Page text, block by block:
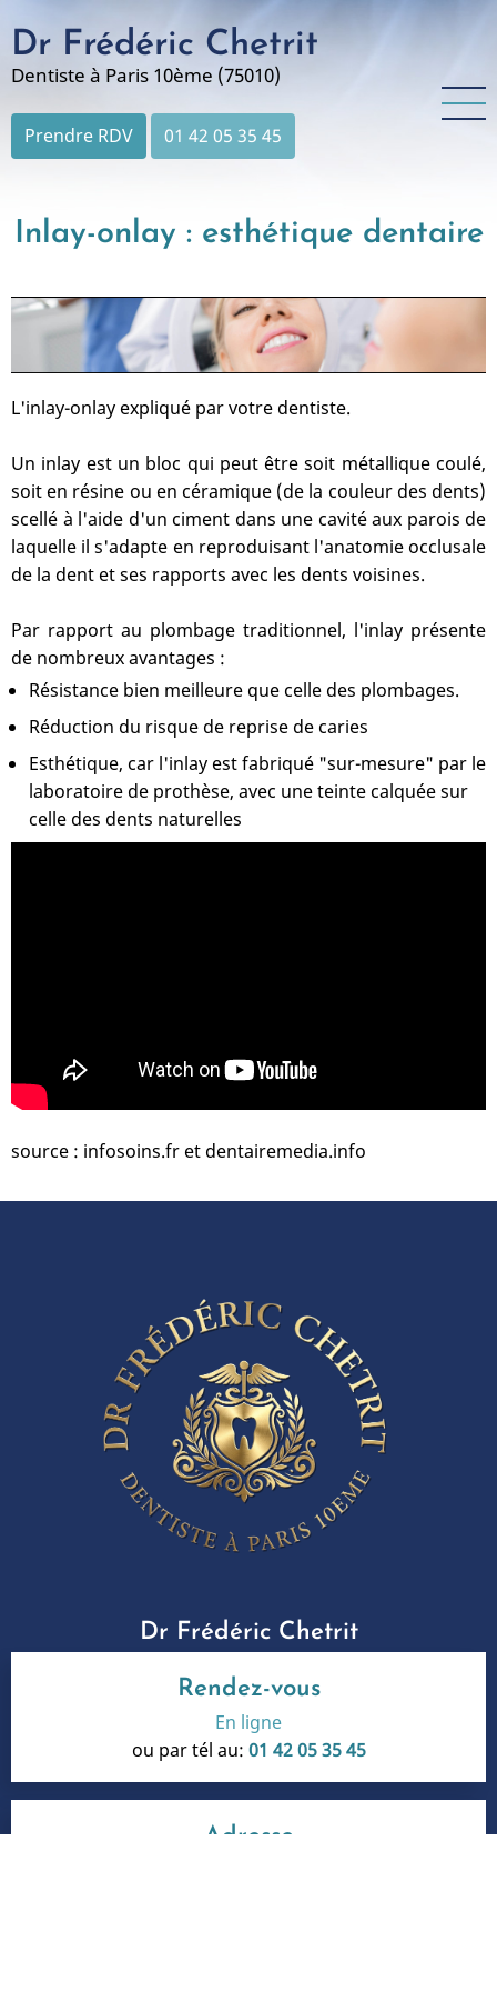
au
contenu
Dr Frédéric Chetrit
Dentiste à Paris 10ème (75010)
Prendre RDV 01 42 05 35 45
Inlay-onlay : esthétique dentaire
L'inlay-onlay expliqué par votre dentiste.
Un inlay est un bloc qui peut être soit métallique coulé,
soit en résine ou en céramique (de la couleur des dents)
scellé à l'aide d'un ciment dans une cavité aux parois de
laquelle il s'adapte en reproduisant l'anatomie occlusale
de la dent et ses rapports avec les dents voisines.
Par rapport au plombage traditionnel, l'inlay présente
de nombreux avantages :
Résistance bien meilleure que celle des plombages.
Réduction du risque de reprise de caries
Esthétique, car l'inlay est fabriqué "sur-mesure" par le
laboratoire de prothèse, avec une teinte calquée sur
celle des dents naturelles
source : infosoins.fr et dentairemedia.info
Dr Frédéric Chetrit
Rendez-vous
En ligne
ou par tél au: 01 42 05 35 45
Adresse